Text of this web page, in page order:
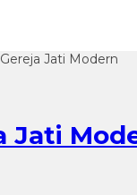
Jati Modern
Jati